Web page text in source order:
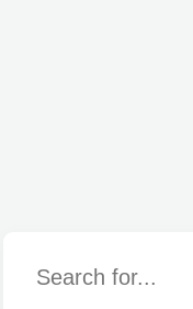
Word